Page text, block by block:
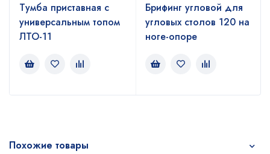
Тумба приставная с
универсальным топом
ЛТО-11
Брифинг угловой для
угловых столов 120 на
ноге-опоре
Похожие товары